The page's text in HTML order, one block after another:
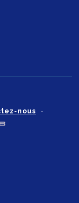
nous -